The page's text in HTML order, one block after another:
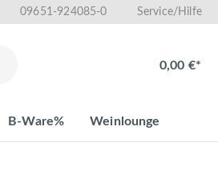
09651-924085-0 Service/Hilfe
0,00 €*
B-Ware% Weinlounge